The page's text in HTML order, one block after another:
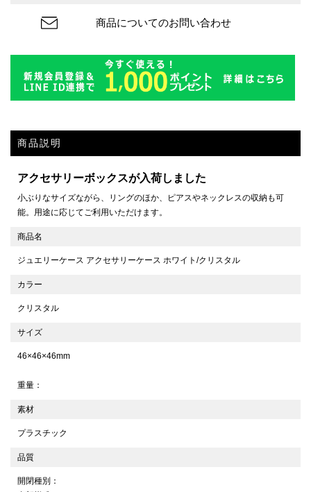
商品についてのお問い合わせ
商品説明
アクセサリーボックスが入荷しました
小ぶりなサイズながら、リングのほか、ピアスやネックレスの収納も可
能。用途に応じてご利用いただけます。
商品名
ジュエリーケース アクセサリーケース ホワイト/クリスタル
カラー
クリスタル
サイズ
46×46×46mm
重量：
素材
プラスチック
品質
開閉種別：